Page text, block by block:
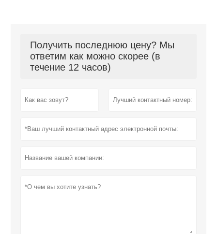
Получить последнюю цену? Мы
ответим как можно скорее (в
течение 12 часов)